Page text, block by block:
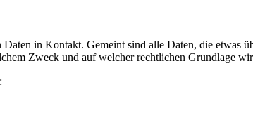
in Kontakt. Gemeint sind alle Daten, die etwas
Zweck und auf welcher rechtlichen Grundlage